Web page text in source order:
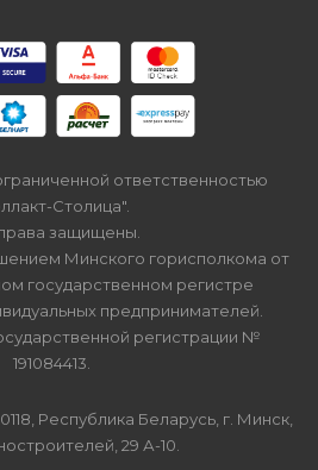
ответственностью
Столица".
защищены.
Минского горисполкома от
государственном регистре
предпринимателей.
регистрации №
191084413.
Республика Беларусь, г. Минск,
29 А-10.